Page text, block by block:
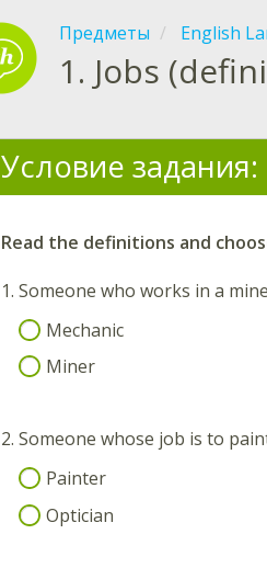
Предметы English
1. Jobs
Условие задания:
Read the definitions and
1. Someone who works in a mine
Mechanic
Miner
2. Someone whose job is to
Painter
Optician